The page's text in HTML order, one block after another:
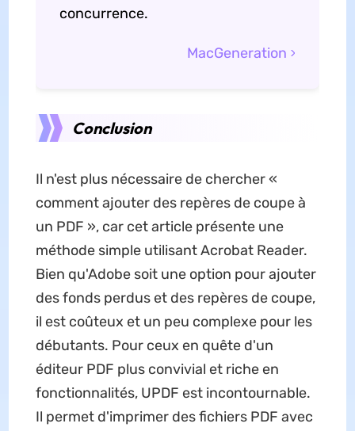
concurrence.
MacGeneration
Conclusion
Il n'est plus nécessaire de chercher «
comment ajouter des repères de coupe à
un PDF », car cet article présente une
méthode simple utilisant Acrobat Reader.
Bien qu'Adobe soit une option pour ajouter
des fonds perdus et des repères de coupe,
il est coûteux et un peu complexe pour les
débutants. Pour ceux en quête d'un
éditeur PDF plus convivial et riche en
fonctionnalités, UPDF est incontournable.
Il permet d'imprimer des fichiers PDF avec